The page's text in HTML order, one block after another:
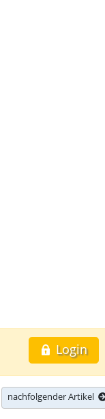
Login
nachfolgender Artikel